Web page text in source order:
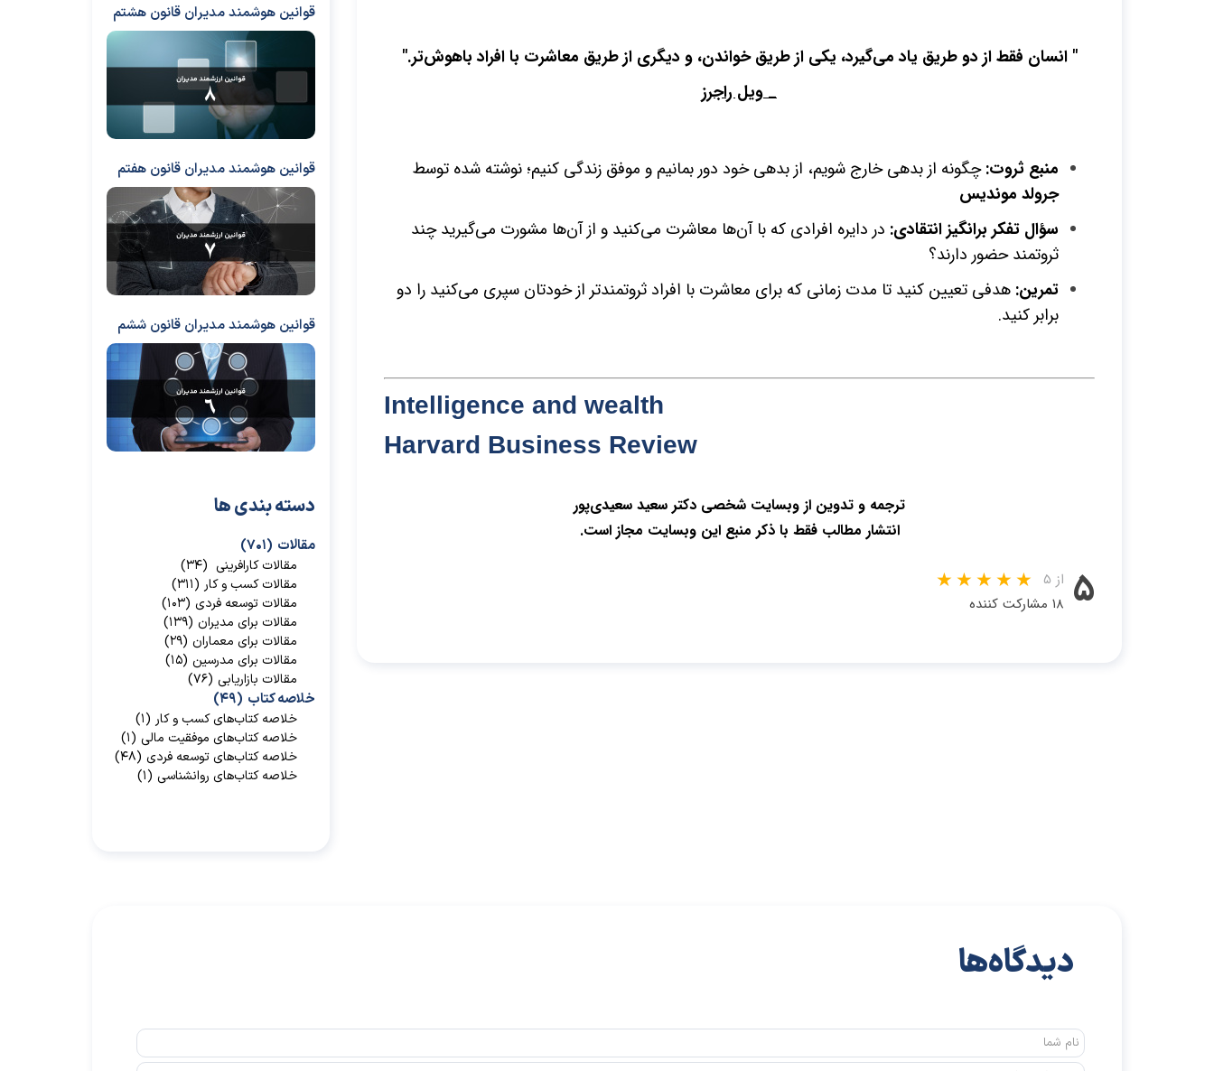
" انسان فقط از دو طریق یاد می‌گیرد، یکی از طریق خواندن، و دیگری از طریق معاشرت با افراد باهوش‌تر."
_ ویل راجرز
منبع ثروت:چگونه از بدهی خارج شویم، از بدهی خود دور بمانیم و موفق زندگی کنیم؛ نوشته شده توسط
جرولد موندیس
سؤال تفکر برانگیز انتقادی: در دایره افرادی که با آن‌ها معاشرت می‌کنید و از آن‌ها مشورت می‌گیرید چند
ثروتمند حضور دارند؟
تمرین: هدفی تعیین کنید تا مدت زمانی که برای معاشرت با افراد ثروتمندتر از خودتان سپری می‌کنید را دو
برابر کنید.
Intelligence and wealth
Harvard Business Review
ترجمه و تدوین از وبسایت شخصی دکتر سعید سعیدی‌پور
انتشار مطالب فقط با ذکر منبع این وبسایت مجاز است.
۵ از ۵
۱۸ مشارکت کننده
مقالات (۷۰۱)
مقالات کارافرینی (۳۴)
مقالات کسب و کار (۳۱۱)
مقالات توسعه فردی (۱۰۳)
مقالات برای مدیران (۱۳۹)
مقالات برای معماران (۲۹)
مقالات برای مدرسین (۱۵)
مقالات بازاریابی (۷۶)
خلاصه کتاب (۴۹)
خلاصه کتاب‌‌های کسب و کار (۱)
خلاصه کتاب‌‌های موفقیت مالی (۱)
خلاصه کتاب‌های توسعه فردی (۴۸)
خلاصه کتاب‌های روانشناسی (۱)
دسته بندی ها
قوانین هوشمند مدیران قانون هشتم
قوانین هوشمند مدیران قانون هفتم
قوانین هوشمند مدیران قانون ششم
دیدگاه‌ها